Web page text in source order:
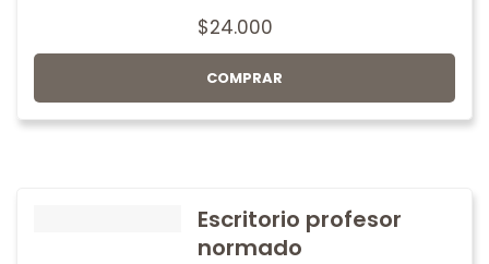
$24.000
COMPRAR
Escritorio profesor
normado